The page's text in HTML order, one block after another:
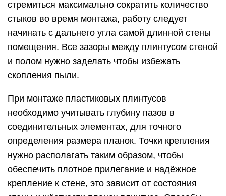
стремиться максимально сократить количество
стыков во время монтажа, работу следует
начинать с дальнего угла самой длинной стены
помещения. Все зазоры между плинтусом стеной
и полом нужно заделать чтобы избежать
скопления пыли.
При монтаже пластиковых плинтусов
необходимо учитывать глубину пазов в
соединительных элементах, для точного
определения размера планок. Точки крепления
нужно располагать таким образом, чтобы
обеспечить плотное прилегание и надёжное
крепление к стене, это зависит от состояния